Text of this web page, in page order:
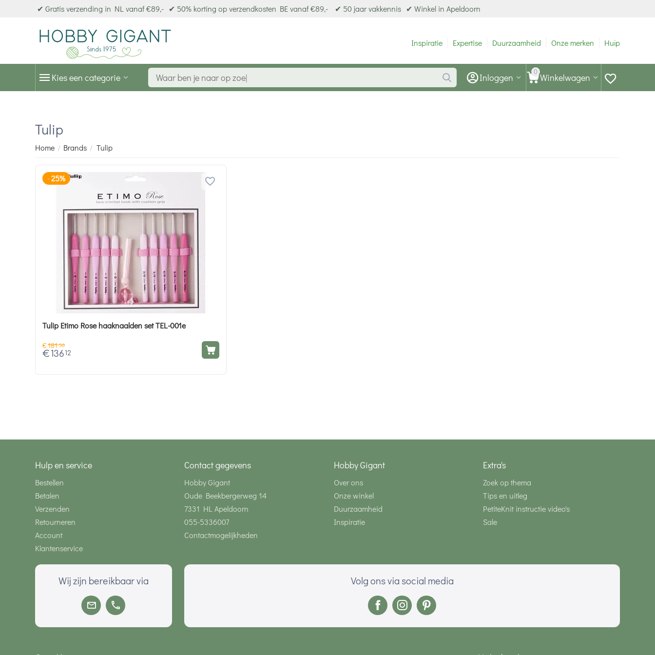
✔ Gratis verzending in NL vanaf €89,- ✔ 50% korting op verzendkosten BE vanaf €89,- ✔ 50 jaar vakkennis ✔ Winkel in Apeldoorn
Inspiratie Expertise Duurzaamheid Onze merken Hulp
Kies een categorie 0 Winkelwagen
Inloggen
Tulip
Home / Brands / Tulip
- 25%
Tulip Etimo Rose haaknaalden set TEL-001e
€181 50
€136 12
Hulp en service
Bestellen
Betalen
Verzenden
Retourneren
Account
Klantenservice
Contact gegevens
Hobby Gigant
Oude Beekbergerweg 14
7331 HL Apeldoorn
055-5336007
Contactmogelijkheden
Hobby Gigant
Over ons
Onze winkel
Duurzaamheid
Inspiratie
Extra's
Zoek op thema
Tips en uitleg
PetiteKnit instructie video's
Sale
Wij zijn bereikbaar via Volg ons via social media